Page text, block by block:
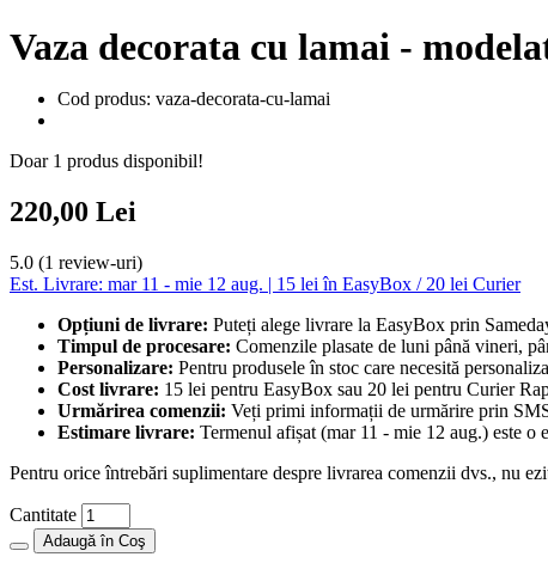
Vaza decorata cu lamai -
Cod produs: vaza-decorata-cu-lamai
Doar 1 produs disponibil!
220,00 Lei
5.0 (1 review-uri)
Est. Livrare: mar 11 - mie 12 aug. | 15 lei în EasyBox / 20 lei Curier
Opțiuni de livrare: Puteți alege livrare la EasyBox prin
Timpul de procesare: Comenzile plasate de luni până vineri,
Personalizare: Pentru produsele în stoc care necesită
Cost livrare: 15 lei pentru EasyBox sau 20 lei pentru Curier
Urmărirea comenzii: Veți primi informații de urmărire prin
Estimare livrare: Termenul afișat (mar 11 - mie 12 aug.) este
Pentru orice întrebări suplimentare despre livrarea comenzii dvs., nu
Cantitate
Adaugă în Coş